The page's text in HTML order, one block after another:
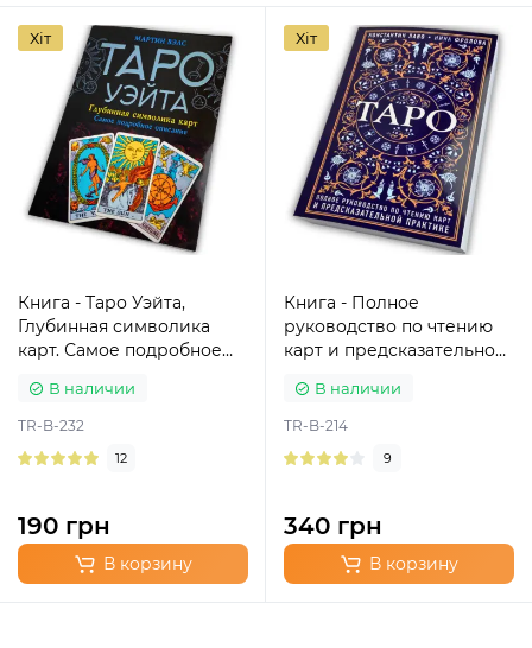
Хіт
Книга - Таро Уэйта,
Глубинная символика
карт. Самое подробное
В наличии
TR-B-232
12
190 грн
В корзину
Хіт
Книга - Полное
руководство по чтению
карт и предсказательной
Лаво, Нина Фролова)
В наличии
TR-B-214
9
340 грн
В корзину